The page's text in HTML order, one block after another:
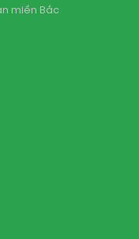
miền Bắc